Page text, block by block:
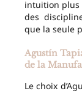
intuition plus
des
que la seule
Agustín
de la
Le choix